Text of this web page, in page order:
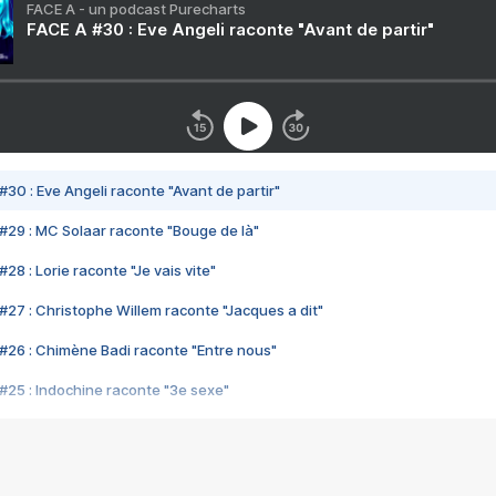
FACE A - un podcast Purecharts
FACE A #30 : Eve Angeli raconte "Avant de partir"
#30 : Eve Angeli raconte "Avant de partir"
#29 : MC Solaar raconte "Bouge de là"
#28 : Lorie raconte "Je vais vite"
#27 : Christophe Willem raconte "Jacques a dit"
#26 : Chimène Badi raconte "Entre nous"
#25 : Indochine raconte "3e sexe"